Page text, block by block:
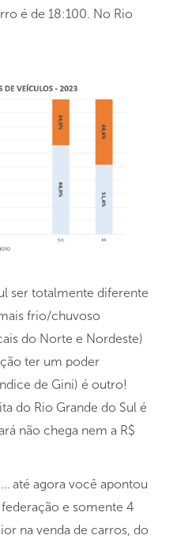
é de 18:100. No Rio
ser totalmente diferente
frio/chuvoso
do Norte e Nordeste)
ter um poder
de Gini) é outro!
do Rio Grande do Sul é
não chega nem a R$
até agora você apontou
e somente 4
na venda de carros, do